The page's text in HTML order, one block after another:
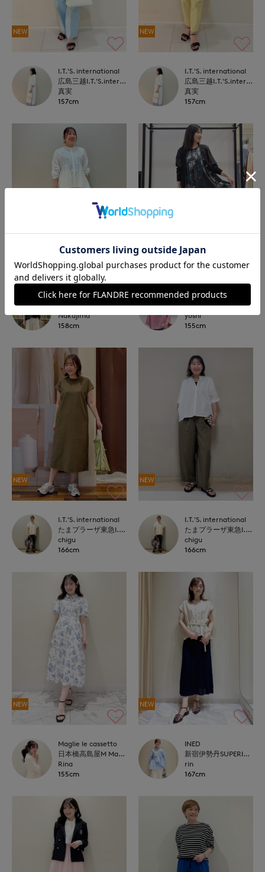
NEW
I.T.'S. international
広島三越I.T.'S.international
真実
157cm
NEW
I.T.'S. international
広島三越I.T.'S.international
真実
157cm
I.T.'S. international
広島三越I.T.'S.international
Nakajima
158cm
NEW
7-IDconcept.
博多大丸7-IDconcept.
yoshi
155cm
NEW
I.T.'S. international
たまプラーザ東急I.T.'S.international
chigu
166cm
NEW
I.T.'S. international
たまプラーザ東急I.T.'S.international
chigu
166cm
NEW
Maglie le cassetto
日本橋高島屋M Maglie le cassetto
Rina
155cm
NEW
INED
新宿伊勢丹SUPERIOR CLOSET
rin
167cm